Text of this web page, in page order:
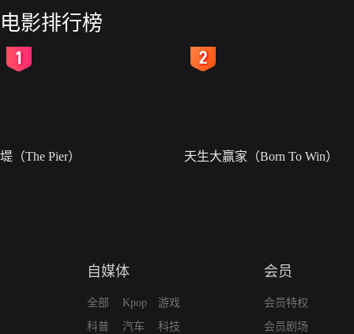
电影排行榜
堤（The Pier） 天生大赢家（Born To Win）
自媒体
全部
科普
Kpop
汽车
游戏
科技
会员
会员特权
会员剧场